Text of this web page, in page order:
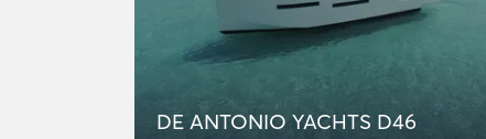
DE ANTONIO YACHTS D46